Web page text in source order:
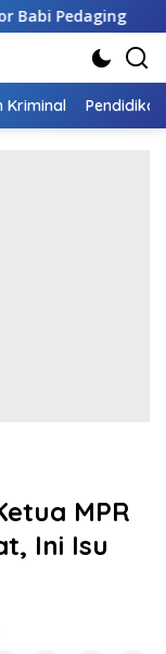
RSUPP
Kriminal Pendidikan
MPR
Ini Isu